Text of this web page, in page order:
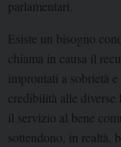
parlamentari.
Esiste un bisogno
chiama in causa il
improntati a sobrietà
credibilità alle diverse
il servizio al bene
sottendono, in realtà,